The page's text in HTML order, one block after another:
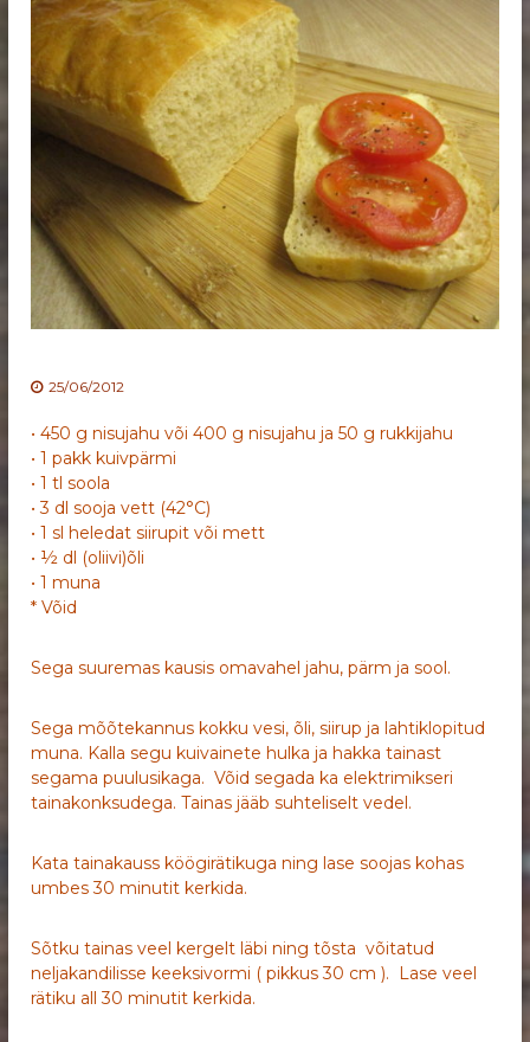
25/06/2012
• 450 g nisujahu või 400 g nisujahu ja 50 g rukkijahu
• 1 pakk kuivpärmi
• 1 tl soola
• 3 dl sooja vett (42°C)
• 1 sl heledat siirupit või mett
• ½ dl (oliivi)õli
• 1 muna
* Võid
Sega suuremas kausis omavahel jahu, pärm ja sool.
Sega mõõtekannus kokku vesi, õli, siirup ja lahtiklopitud
muna. Kalla segu kuivainete hulka ja hakka tainast
segama puulusikaga. Võid segada ka elektrimikseri
tainakonksudega. Tainas jääb suhteliselt vedel.
Kata tainakauss köögirätikuga ning lase soojas kohas
umbes 30 minutit kerkida.
Sõtku tainas veel kergelt läbi ning tõsta võitatud
neljakandilisse keeksivormi ( pikkus 30 cm ). Lase veel
rätiku all 30 minutit kerkida.